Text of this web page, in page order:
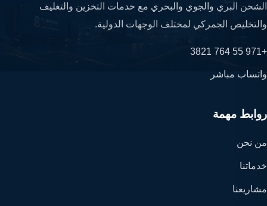
الشحن البري والجوي والبحري مع خدمات التخزين والتغليف
والتخليص الجمركي لمختلف الوجهات الدولية.
+971 55 764 3821
واتساب مباشر
روابط مهمة
من نحن
خدماتنا
مشاريعنا